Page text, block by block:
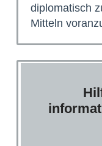
diplomatisch
Mitteln